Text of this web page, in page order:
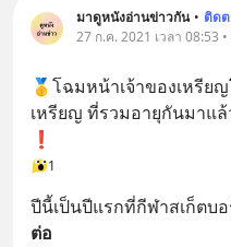
มาดูหนังอ่านข่าวกัน • ติด
27 ก.ค. 2021 เวลา 08:53
🥇โฉมหน้าเจ้าของเหรีย
เหรียญ ที่รวมอายุกันมาแ
❗️
1
ปีนี้เป็นปีแรกที่กีฬาสเก็ตบ
ต่อ